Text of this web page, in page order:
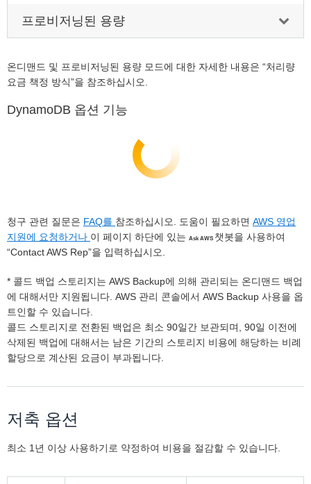
프로비저닝된 용량
온디맨드 및 프로비저닝된 용량 모드에 대한 자세한 내용은 “처리량
요금 책정 방식”을 참조하십시오.
DynamoDB 옵션 기능
청구 관련 질문은 FAQ를 참조하십시오. 도움이 필요하면 AWS 영업
지원에 요청하거나 이 페이지 하단에 있는 Ask AWS 챗봇을 사용하여
“Contact AWS Rep”을 입력하십시오.
* 콜드 백업 스토리지는 AWS Backup에 의해 관리되는 온디맨드 백업
에 대해서만 지원됩니다. AWS 관리 콘솔에서 AWS Backup 사용을 옵
트인할 수 있습니다.
콜드 스토리지로 전환된 백업은 최소 90일간 보관되며, 90일 이전에
삭제된 백업에 대해서는 남은 기간의 스토리지 비용에 해당하는 비례
할당으로 계산된 요금이 부과됩니다.
저축 옵션
최소 1년 이상 사용하기로 약정하여 비용을 절감할 수 있습니다.